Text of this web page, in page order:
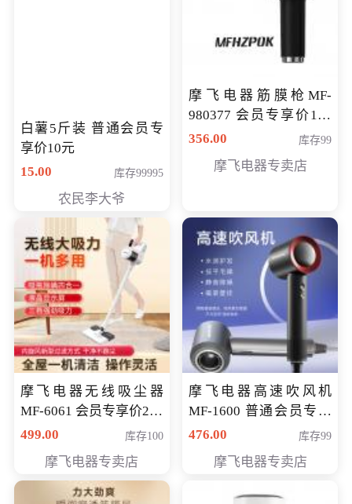
白薯5斤装 普通会员专
享价10元
15.00
库存99995
农民李大爷
摩飞电器筋膜枪MF-
980377 会员专享价199
元
356.00 库存99
摩飞电器专卖店
摩飞电器无线吸尘器
MF-6061 会员专享价299
元
499.00 库存100
摩飞电器专卖店
摩飞电器高速吹风机
MF-1600 普通会员专享
价298元
476.00 库存99
摩飞电器专卖店